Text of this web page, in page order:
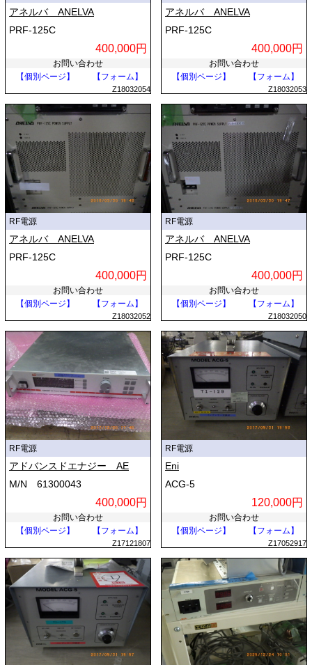
アネルバ ANELVA
PRF-125C
400,000円
お問い合わせ
【個別ページ】
【フォーム】
Z18032054
アネルバ ANELVA
PRF-125C
400,000円
お問い合わせ
【個別ページ】
【フォーム】
Z18032053
RF電源
アネルバ ANELVA
PRF-125C
400,000円
お問い合わせ
【個別ページ】
【フォーム】
Z18032052
RF電源
アネルバ ANELVA
PRF-125C
400,000円
お問い合わせ
【個別ページ】
【フォーム】
Z18032050
RF電源
アドバンスドエナジー AE
M/N 61300043
400,000円
お問い合わせ
【個別ページ】
【フォーム】
Z17121807
RF電源
Eni
ACG-5
120,000円
お問い合わせ
【個別ページ】
【フォーム】
Z17052917